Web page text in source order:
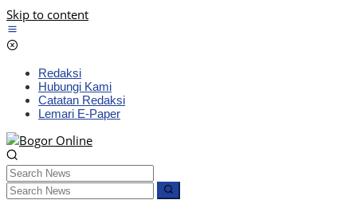
Skip to content
Redaksi
Hubungi Kami
Catatan Redaksi
Lemari E-Paper